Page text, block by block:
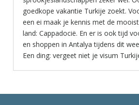
goedkope vakantie Turkije zoekt.
een ei maak je kennis met de
land: Cappadocië. En er is ook tijd
en shoppen in Antalya tijdens dit
Een ding: vergeet niet je visum